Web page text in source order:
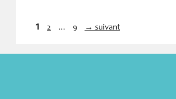
Page
1 Page
2 … Page
9 → suivant